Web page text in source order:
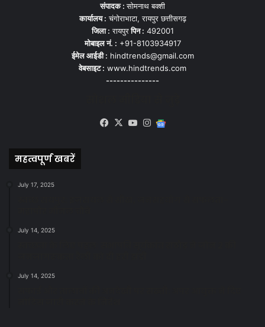
संपादक :सोमनाथ बक्शी
कार्यालय : चंगोराभाटा, रायपुर छत्तीसगढ़
जिला : रायपुरपिन : 492001
मोबाइल नं. : +91-8103934917
ईमेल आईडी : hindtrends@gmail.com
वेबसाइट : www.hindtrends.com
---------------
Facebook
X YouTubeInstagram
महत्वपूर्ण खबरें
July 17, 2025
July 14, 2025
July 14, 2025